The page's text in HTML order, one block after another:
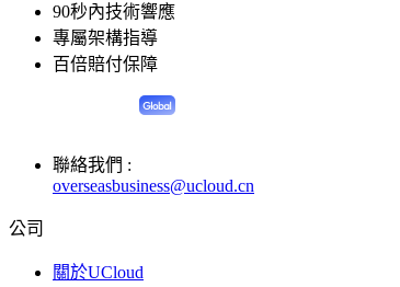
90秒內技術響應
專屬架構指導
百倍賠付保障
聯絡我們 :
overseasbusiness@ucloud.cn
公司
關於UCloud